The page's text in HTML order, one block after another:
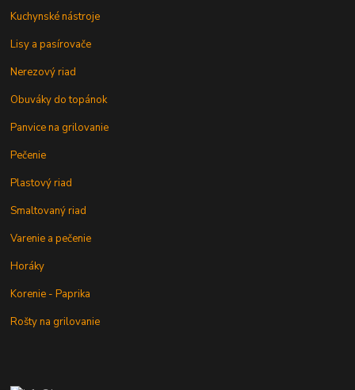
Kuchynské nástroje
Lisy a pasírovače
Nerezový riad
Obuváky do topánok
Panvice na grilovanie
Pečenie
Plastový riad
Smaltovaný riad
Varenie a pečenie
Horáky
Korenie - Paprika
Rošty na grilovanie